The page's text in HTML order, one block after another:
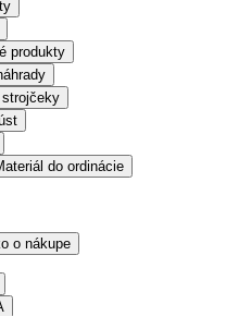
produkty
do ordinácie
o nákupe